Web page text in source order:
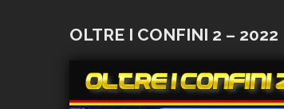
OLTRE I CONFINI 2 – 2022